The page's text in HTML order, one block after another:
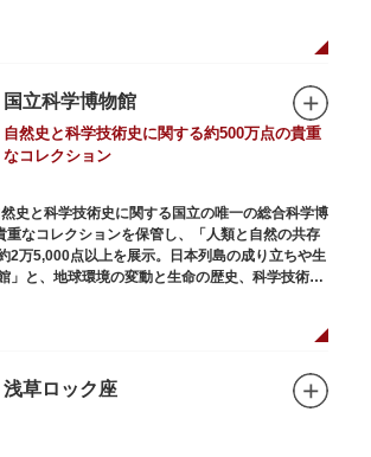
われるイベント。聖天様のお下がりの大根をいた
利益があるそうです。
成就の力があると考えられており、依頼すると7
ます。また、浅草名所七福神のひとつとしても知
います。
国立科学博物館
自然史と科学技術史に関する約500万点の貴重
なコレクション
史と科学技術史に関する国立の唯一の総合科学博
重なコレクションを保管し、「人類と自然の共存
2万5,000点以上を展示。日本列島の成り立ちや生
」と、地球環境の変動と生命の歴史、科学技術の
」の2つの常設展示をメインに、特別展・企画展
。
久手日本館で人気を博した「地球の部屋」を移設
ームの内側すべてがスクリーンになっている世界
変わるオリジナル映像を上映しています。
ベント企画や、恐竜をはじめとした様々な実物標
もあり、お子様連れでも楽しめる博物館です。
浅草ロック座